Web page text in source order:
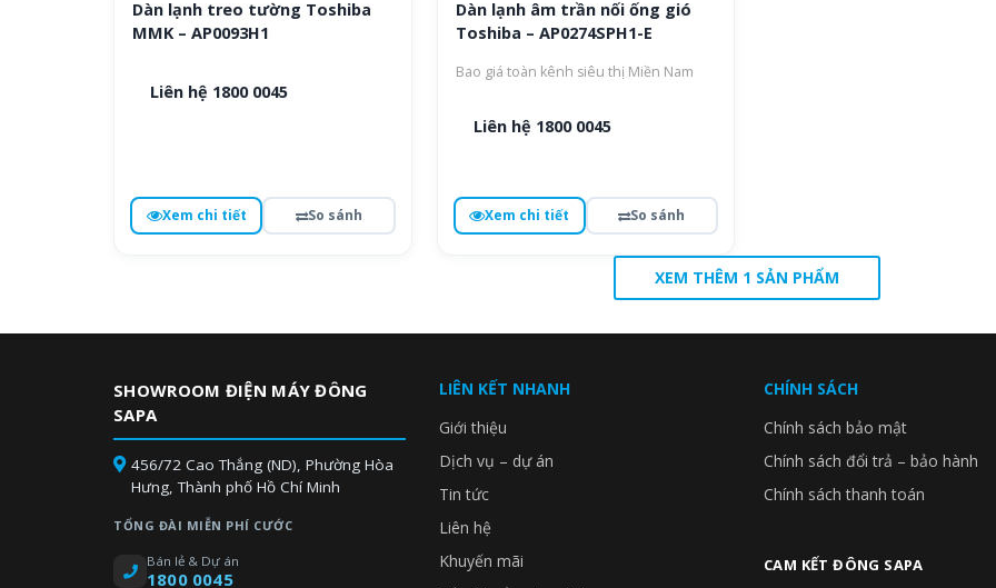
Dàn lạnh treo tường Toshiba
MMK – AP0093H1
Liên hệ 1800 0045
Xem chi tiết So sánh
Dàn lạnh âm trần nối ống gió
Toshiba – AP0274SPH1-E
Bao giá toàn kênh siêu thị Miền Nam
Liên hệ 1800 0045
Xem chi tiết So sánh
XEM THÊM 1 SẢN PHẨM
SHOWROOM ĐIỆN MÁY ĐÔNG
SAPA
456/72 Cao Thắng (ND), Phường Hòa
Hưng, Thành phố Hồ Chí Minh
TỔNG ĐÀI MIỄN PHÍ CƯỚC
Bán lẻ & Dự án
1800 0045
LIÊN KẾT NHANH
Giới thiệu
Dịch vụ – dự án
Tin tức
Liên hệ
Khuyến mãi
CHÍNH SÁCH
Chính sách bảo mật
Chính sách đổi trả – bảo hành
Chính sách thanh toán
CAM KẾT ĐÔNG SAPA